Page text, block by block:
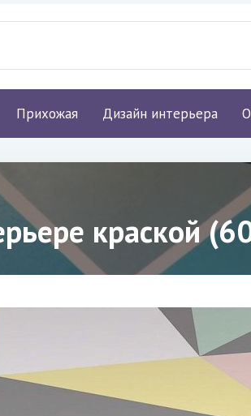
Прихожая Дизайн интерьера
краской